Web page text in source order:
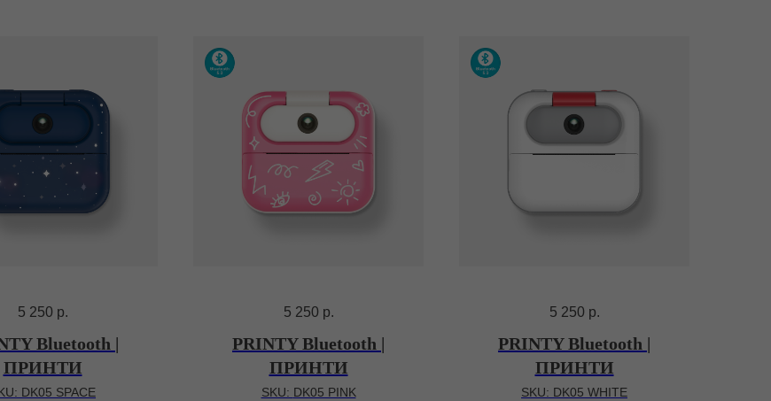
5 250 р.
Bluetooth |
ПРИНТИ
DK05 SPACE
5 250 р.
PRINTY Bluetooth |
ПРИНТИ
SKU: DK05 PINK
5 250 р.
PRINTY Bluetooth |
ПРИНТИ
SKU: DK05 WHITE